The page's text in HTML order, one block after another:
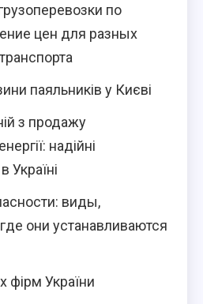
по
цен для разных
паяльників у Києві
з продажу
надійні
Україні
виды,
они устанавливаются
України